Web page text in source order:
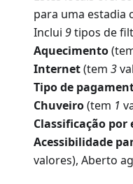
para uma estadia
Inclui 9tipos de
Aquecimento
Internet(tem 3
Tipo de
Chuveiro(tem 1
Classificação por
Acessibilidade
valores), Aberto